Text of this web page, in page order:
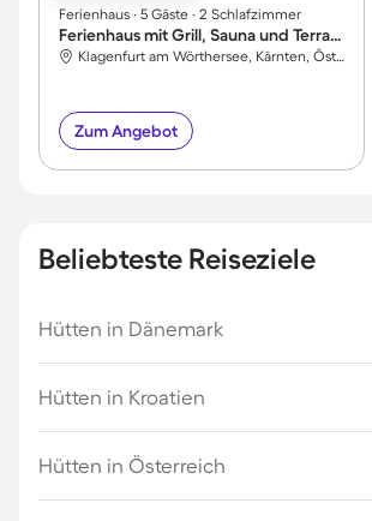
Ferienhaus ∙ 5 Gäste ∙ 2 Schlafzimmer
Ferienhaus mit Grill, Sauna und Terrasse
Klagenfurt am Wörthersee, Kärnten, Österreich
Zum Angebot
Beliebteste Reiseziele
Hütten in Dänemark
Hütten in Kroatien
Hütten in Österreich